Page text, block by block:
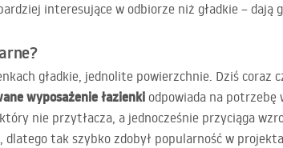
interesujące w odbiorze niż gładkie – dają
gładkie, jednolite powierzchnie. Dziś coraz
wyposażenie łazienki odpowiada na potrzebę
nie przytłacza, a jednocześnie przyciąga
dlatego tak szybko zdobył popularność w